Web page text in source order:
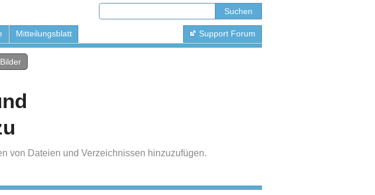
Mitteilungsblatt Support Forum
Bilder
von Dateien und Verzeichnissen hinzuzufügen.